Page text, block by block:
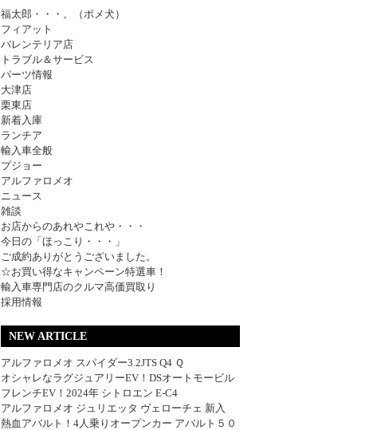
福太郎・・・。（ポメ犬）
フィアット
バレンテリア店
トラブル＆サービス
パーツ情報
大津店
栗東店
新着入庫
ランチア
輸入車全般
プジョー
アルファロメオ
ニュース
雑談
お店からのあれやこれや・・・
今日の「ほっこり・・・」
ご成約ありがとうございました。
☆お買い得なキャンペーン特選車！
輸入車専門店のクルマ高価買取り
採用情報
NEW ARTICLE
アルファロメオ スパイダー3.2JTS Q4 Ｑ
オシャレなラグジュアリーEV！DSオートモービル
フレンチEV！2024年 シトロエン E-C4
アルファロメオ ジュリエッタ ヴェローチェ 新入
熱血アバルト！4人乗りオープンカー アバルト５０